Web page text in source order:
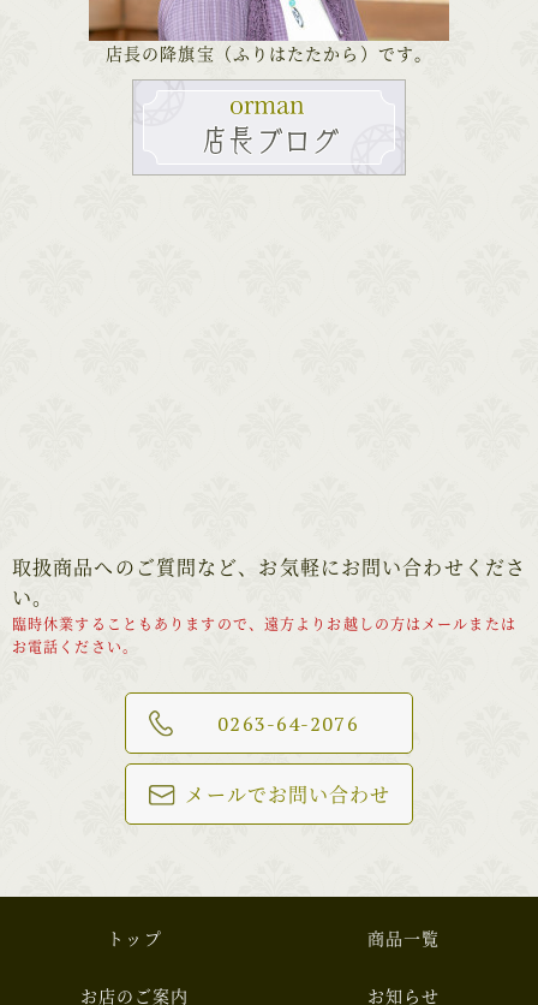
店長の降旗宝（ふりはたたから）です。
取扱商品へのご質問など、お気軽にお問い合わせくださ
い。
臨時休業することもありますので、遠方よりお越しの方はメールまたは
お電話ください。
0263-64-2076
メールでお問い合わせ
トップ 商品一覧
お店のご案内 お知らせ